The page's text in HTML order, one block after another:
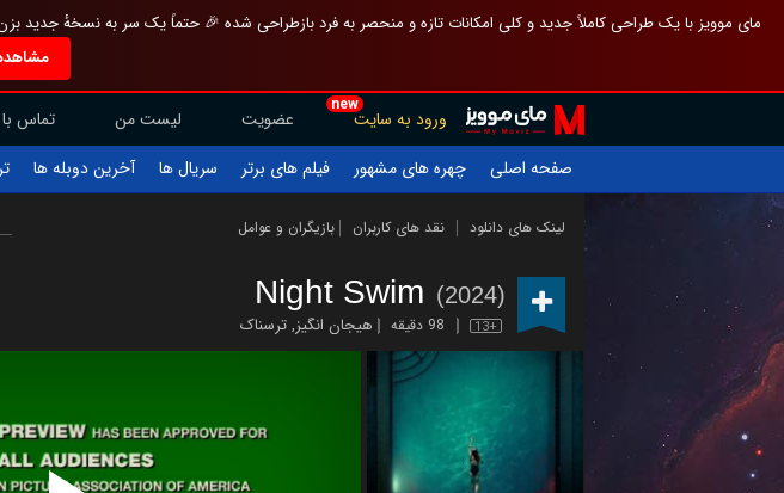
مای موویز با یک طراحی کاملاً جدید و کلی امکانات تازه و منحصر به فرد بازطراحی شده 🎉 حتماً یک سر به نسخهٔ
new
ورود به سایت عضویت لیست من
تماس با
صفحه اصلی
چهره های مشهور فیلم های برتر سریال ها آخرین دوبله ها
لینک های دانلود نقد های کاربران بازیگران و عوامل
Night Swim (2024)
13+ 98 دقیقه هیجان انگیز,ترسناک